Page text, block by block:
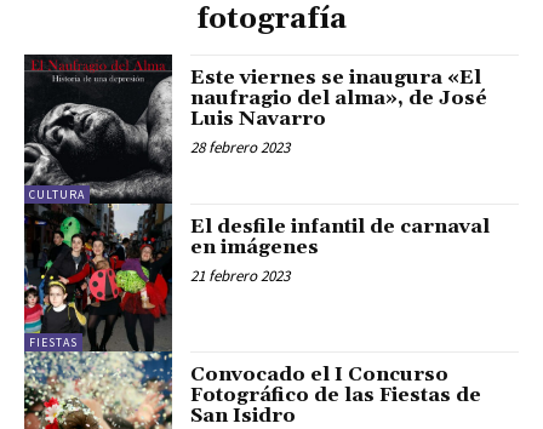
fotografía
CULTURA
Este viernes se inaugura «El
naufragio del alma», de José
Luis Navarro
28 febrero 2023
FIESTAS
El desfile infantil de carnaval
en imágenes
21 febrero 2023
Convocado el I Concurso
Fotográfico de las Fiestas de
San Isidro